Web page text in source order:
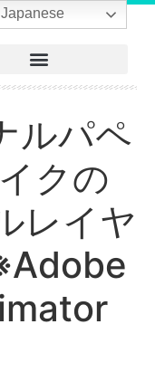
ルパペ
クの
レイヤ
Japanese